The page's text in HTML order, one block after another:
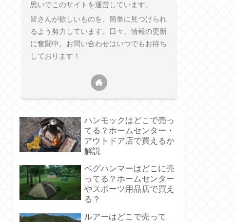
思いでこのサイトを運営しています。
皆さんが欲しいものを、簡単に見つけられ
るよう努力しています。日々、情報の更新
に奮闘中。お問い合わせはいつでもお待ち
しております！
ハンモックはどこで売っ
てる？ホームセンター・
アウトドア店で買えるか
解説
ペグハンマーはどこに売
ってる？ホームセンター
やスポーツ用品店で買え
る？
ルアーはどこで売って